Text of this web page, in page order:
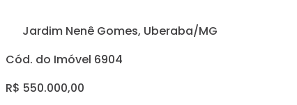
Jardim Nenê Gomes, Uberaba/MG
Cód. do Imóvel 6904
R$ 550.000,00